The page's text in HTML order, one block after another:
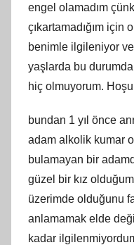
engel olamadım
çıkartamadığım
benimle ilgileniyor
yaşlarda bu
hiç olmuyorum.
bundan 1 yıl önce
adam alkolik kumar
bulamayan bir
güzel bir kız
üzerimde olduğunu
anlamamak elde
kadar